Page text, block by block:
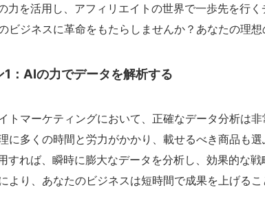
力を活用し、アフィリエイトの世界で一歩先を行
ビジネスに革命をもたらしませんか？あなたの理
1：AIの力でデータを解析する
トマーケティングにおいて、正確なデータ分析は非
に多くの時間と労力がかかり、載せるべき商品も
すれば、瞬時に膨大なデータを分析し、効果的な
より、あなたのビジネスは短時間で成果を上げるこ